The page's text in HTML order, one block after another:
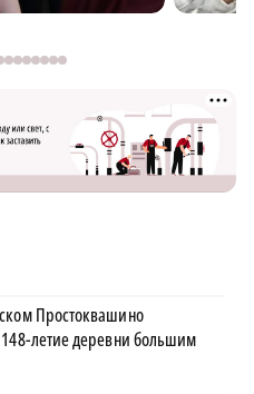
Простоквашино
148-летие деревни большим